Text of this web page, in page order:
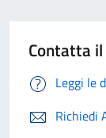
Contatta
Leggi le
Richiedi